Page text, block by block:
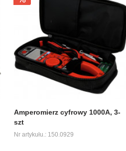
Amperomierz cyfrowy 1000A, 3-
szt
Nr artykułu.: 150.0929